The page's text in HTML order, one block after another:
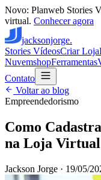
Novo: Planweb Stories
virtual. Conhecer agora
jacksonjorge.
Stories VídeosCriar Loja
NuvemshopFerramentas
Contato
Voltar ao blog
Empreendedorismo
Como
na Loja Virtual
Jackson Jorge · 19/05/